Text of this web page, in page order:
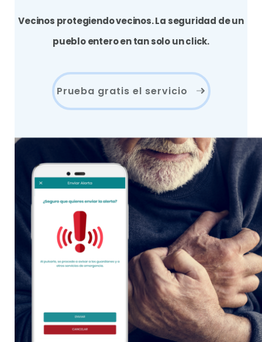
Vecinos protegiendo vecinos. La seguridad de un
pueblo entero en tan solo un click.
Prueba gratis el servicio